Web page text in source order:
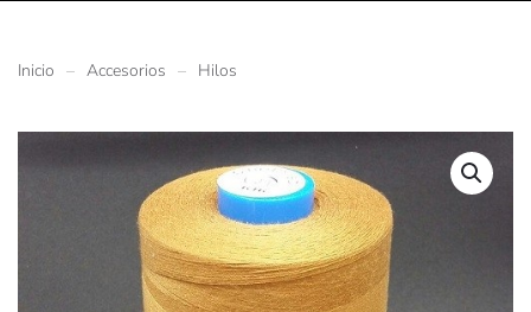
Inicio Accesorios Hilos